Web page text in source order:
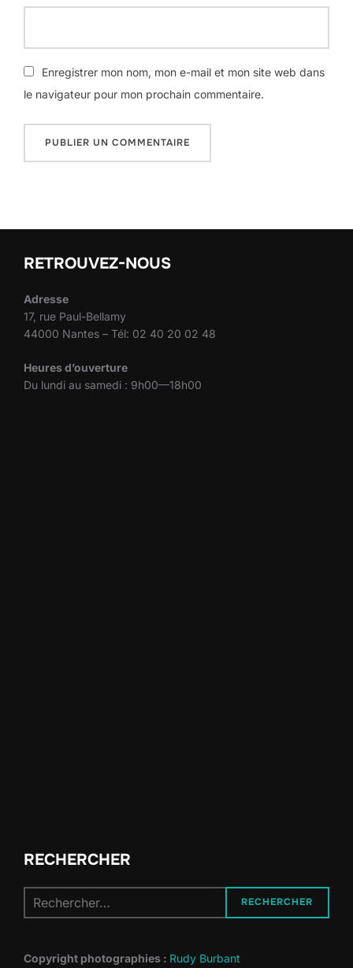
Enregistrer mon nom, mon e-mail et mon site web dans
le navigateur pour mon prochain commentaire.
RETROUVEZ-NOUS
Adresse
17, rue Paul-Bellamy
44000 Nantes – Tél: 02 40 20 02 48
Heures d’ouverture
Du lundi au samedi : 9h00—18h00
RECHERCHER
pour :
RECHERCHER
Copyright photographies : Rudy Burbant